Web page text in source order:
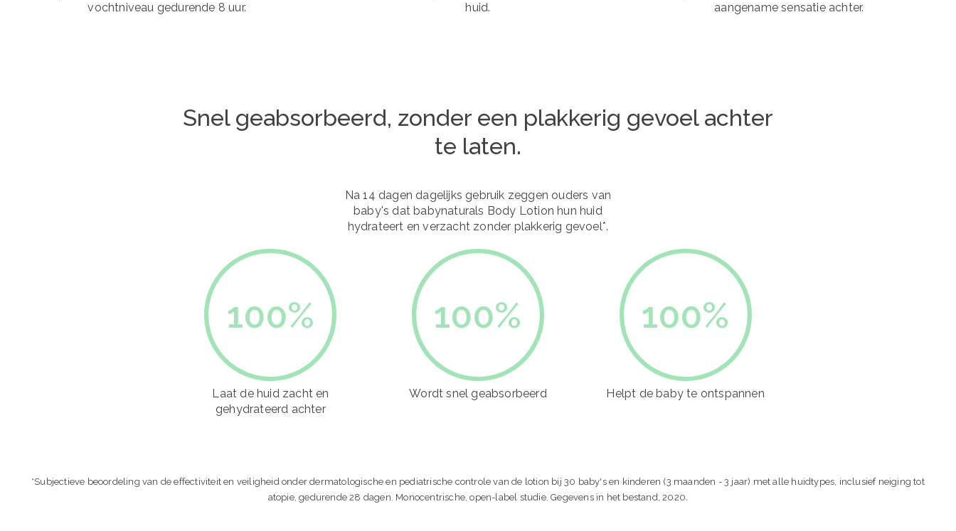
vochtniveau gedurende 8 uur.
huid.
aangename sensatie achter.
Snel geabsorbeerd, zonder een plakkerig gevoel achter
te laten.
Na 14 dagen dagelijks gebruik zeggen ouders van
baby's dat babynaturals Body Lotion hun huid
hydrateert en verzacht zonder plakkerig gevoel*.
100%
Laat de huid zacht en
gehydrateerd achter
100%
Wordt snel geabsorbeerd
100%
Helpt de baby te ontspannen
*Subjectieve beoordeling van de effectiviteit en veiligheid onder dermatologische en pediatrische controle van de lotion bij 30 baby's en kinderen (3 maanden - 3 jaar) met alle huidtypes, inclusief neiging tot
atopie, gedurende 28 dagen. Monocentrische, open-label studie. Gegevens in het bestand, 2020.